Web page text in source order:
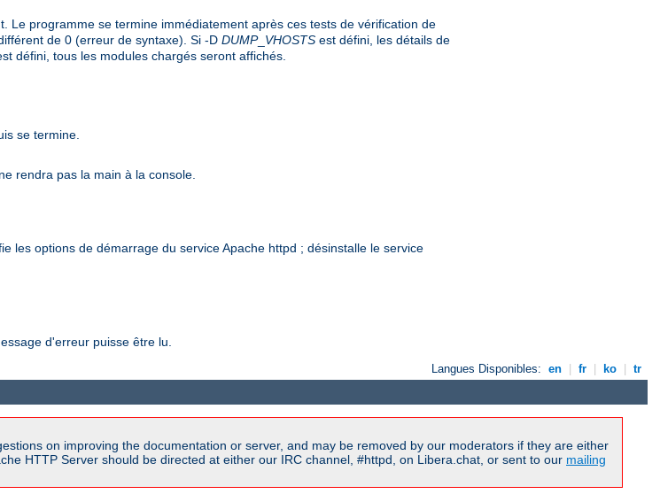
Le programme se termine immédiatement après ces tests de vérification de
de 0 (erreur de syntaxe). Si -D DUMP_ VHOSTS est défini, les détails de
défini, tous les modules chargés seront affichés.
se termine.
rendra pas la main à la console.
les options de démarrage du service Apache httpd ; désinstalle le service
d'erreur puisse être lu.
Langues Disponibles: en fr ko tr
on improving the documentation or server, and may be removed by our moderators if they are either
HTTP Server should be directed at either our IRC channel, #httpd, on Libera.chat, or sent to our mailing